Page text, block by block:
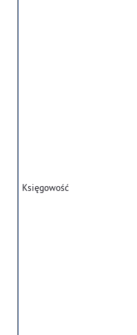
Księgowość